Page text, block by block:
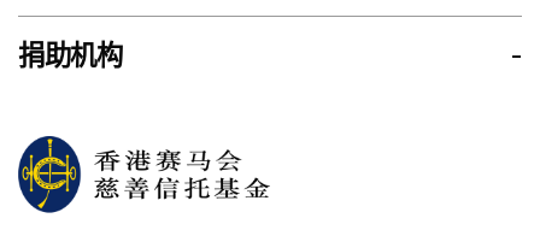
服装制作：郑运莲
舞台制作设计执行：蔡巧盈
舞台监督：陈诺恒
执行舞台监督：霍希彤
助理舞台监督：陈安琪
新会商会港青基信学校
艺术扶苗慈善基金会
社会福利署蓝田综合家庭服务中心
香港聋人福利促进会家长资源中心
东华三院赛马会天水围综合服务中心
捐助机构 -